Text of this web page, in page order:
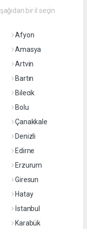
bir il seçin
Afyon
Amasya
Artvin
Bartın
Bilecik
Bolu
Çanakkale
Denizli
Edirne
Erzurum
Giresun
Hatay
İstanbul
Karabük